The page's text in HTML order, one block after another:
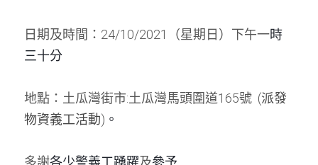
懷緬過去
本會近況
會員登記
學警預備班會員登記
聯絡我們
日期及時間：24/10/2021（星期日）下午一時
三十分
地點：土瓜灣街市:土瓜灣馬頭圍道165號  (派發
物資義工活動) 。
多謝各少警義工踴躍及參予